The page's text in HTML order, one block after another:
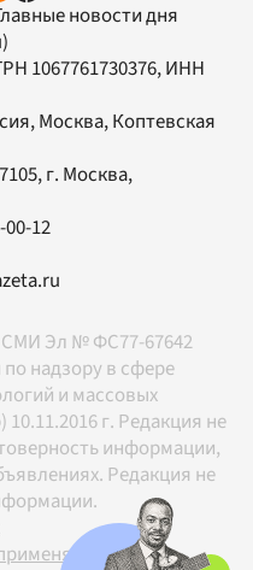
новости дня
1067761730376, ИНН
Москва, Коптевская
, г. Москва,
00-12
СМИ Эл № ФС77-67642
надзору в сфере
и массовых
г. Редакция не
информации,
Редакция не